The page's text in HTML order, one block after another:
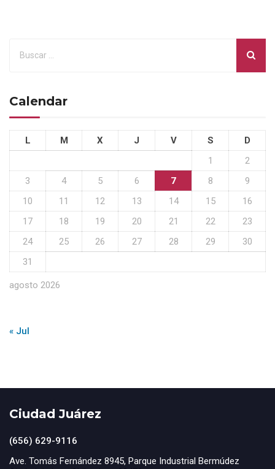
Calendar
agosto 2026
L M X J V S
D
1
2
3
4 5 6 7 8
9
10
11 12 13 14 15
16
17
18 19 20 21 22
23
24
25 26 27 28 29
30
31
« Jul
Ciudad Juárez
(656) 629-9116
Ave. Tomás Fernández 8945, Parque Industrial Bermúdez